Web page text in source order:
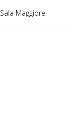
Sala Maggiore